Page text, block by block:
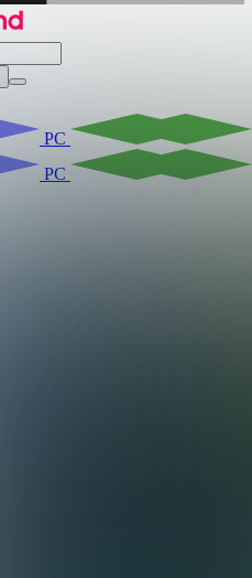
PC
PC